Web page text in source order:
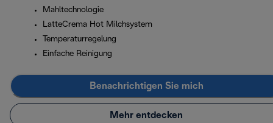
Mahltechnologie
LatteCrema Hot Milchsystem
Temperaturregelung
Einfache Reinigung
Benachrichtigen Sie mich
Mehr entdecken